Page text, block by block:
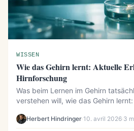
WISSEN
Wie das Gehirn lernt: Aktuelle
Hirnforschung
Was beim Lernen im Gehirn
verstehen will, wie das Gehirn
Herbert Hindringer·10. avril 2026·3